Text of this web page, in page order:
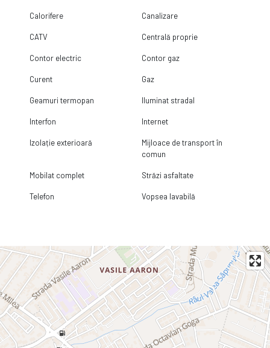
Calorifere Canalizare
CATV Centrală proprie
Contor electric Contor gaz
Curent Gaz
Geamuri termopan Iluminat stradal
Interfon Internet
Izolație exterioară
Mijloace de transport în
comun
Mobilat complet Străzi asfaltate
Telefon Vopsea lavabilă